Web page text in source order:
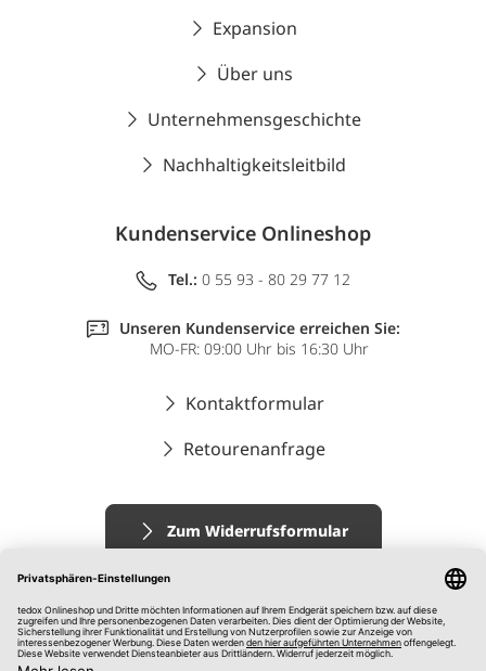
Expansion
Über uns
Unternehmensgeschichte
Nachhaltigkeitsleitbild
Kundenservice Onlineshop
Tel.: 0 55 93 - 80 29 77 12
Unseren Kundenservice erreichen Sie:
MO-FR: 09:00 Uhr bis 16:30 Uhr
Kontaktformular
Retourenanfrage
Zum Widerrufsformular
Impressum
AGB